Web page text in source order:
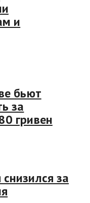
и
бьют
за
гривен
за